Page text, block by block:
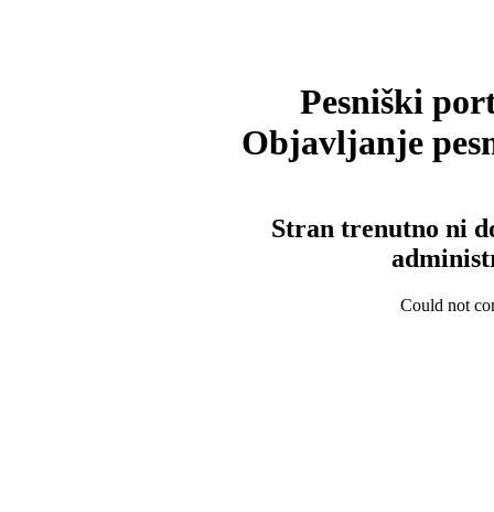
Pesniški
Objavljanje
Stran trenutno ni
Could not